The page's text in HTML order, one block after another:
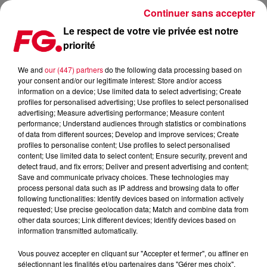
CHARLOTTE DE WITTE SERA EN LIVESTREAM DEMAIN EN
Publié : 10 juin 2020 à 16h32 par Jean-Baptiste Blandin
Le respect de votre vie privée est notre
priorité
We and our (447) partnersdo the following data processing based on
your consent and/or our legitimate interest: Store and/or access
information on a device; Use limited data to select advertising; Create
profiles for personalised advertising; Use profiles to select personalised
advertising; Measure advertising performance; Measure content
performance; Understand audiences through statistics or combinations
of data from different sources; Develop and improve services; Create
profiles to personalise content; Use profiles to select personalised
content; Use limited data to select content; Ensure security, prevent and
detect fraud, and fix errors; Deliver and present advertising and content;
Save and communicate privacy choices. These technologies may
process personal data such as IP address and browsing data to offer
following functionalities: Identify devices based on information actively
requested; Use precise geolocation data; Match and combine data from
other data sources; Link different devices; Identify devices based on
information transmitted automatically.
Vous pouvez accepter en cliquant sur "Accepter et fermer", ou affiner en
sélectionnant les finalités et/ou partenaires dans "Gérer mes choix".
Continuer sans accepter